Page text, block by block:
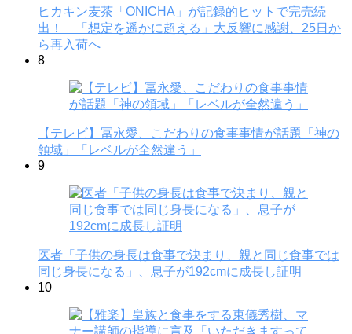
ヒカキン麦茶「ONICHA」が記録的ヒットで完売続
出！ 「想定を遥かに超える」大反響に感謝、25日か
ら再入荷へ
8
【テレビ】冨永愛、こだわりの食事事情が話題「神の
領域」「レベルが全然違う」
9
医者「子供の身長は食事で決まり、親と同じ食事では
同じ身長になる」、息子が192cmに成長し証明
10